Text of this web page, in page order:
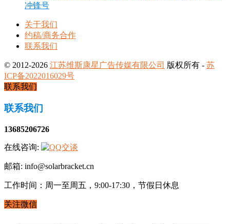
冲锋号
关于我们
约稿/商务合作
联系我们
© 2012-2026 江苏维斯康星广告传媒有限公司 版权所有 - 苏
ICP备2022016029号
联系我们
联系我们
13685206726
在线咨询:
邮箱: info@solarbracket.cn
工作时间：周一至周五，9:00-17:30，节假日休息
关注微信